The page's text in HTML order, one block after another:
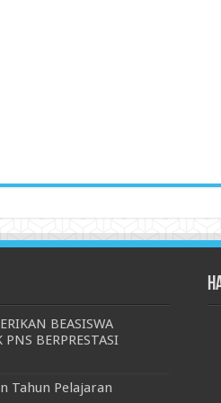
BEASISWA
BERPRESTASI
Tahun Pelajaran